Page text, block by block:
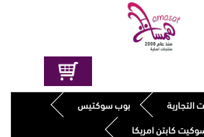
التجارية
بوب سوكتيس
كابتن امريكا